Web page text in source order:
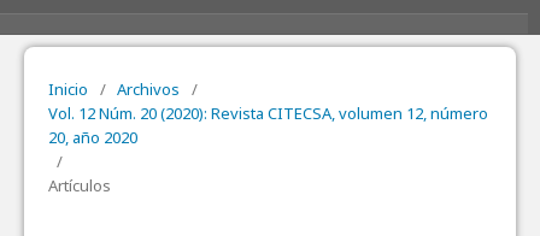
Inicio / Archivos
/
Vol. 12 Núm. 20 (2020): Revista CITECSA, volumen 12, número
20, año 2020
/
Artículos